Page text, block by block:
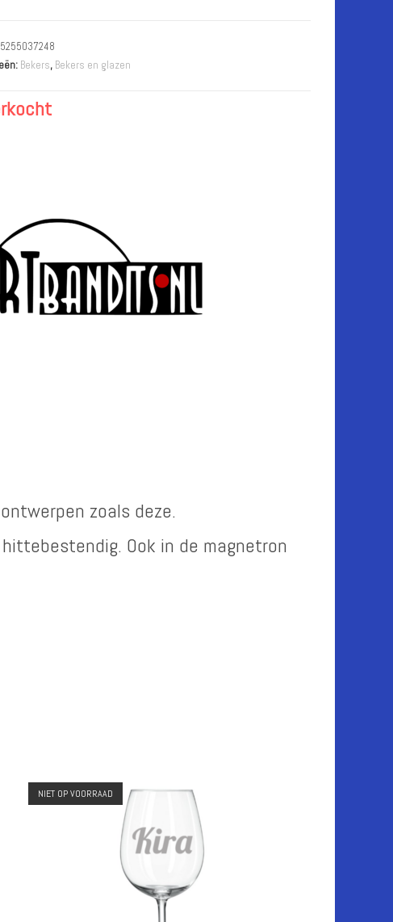
Bekers, Bekers en glazen
zoals deze.
Ook in de magnetron
NIET OP VOORRAAD